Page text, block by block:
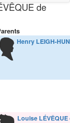
de
Henry LEIGH-
Louise